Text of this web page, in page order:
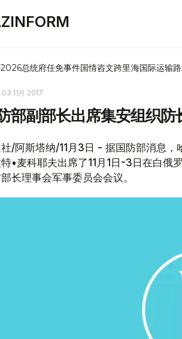
总统府任免事件国情咨文跨里海国际运输
03 11月 2017
部副部长出席集安组织
/阿斯塔纳/11月3日 - 据国防部消息
•麦科耶夫出席了11月1日-3日在白俄
长理事会军事委员会会议。